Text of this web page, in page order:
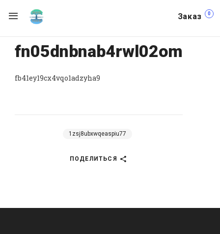
Заказ 0
fn05dnbnab4rwl02om
fb41ey19cx4vqo1adzyha9
1zsj8ubxwqeaspiu77
ПОДЕЛИТЬСЯ